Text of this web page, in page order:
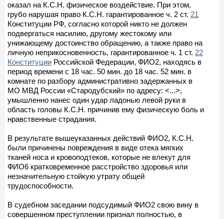
оказал на К.С.Н. физическое воздействие. При этом,
грубо нарушая право К.С.Н. гарантированное ч. 2 ст. 21
Конституции РФ, согласно которой никто не должен
подвергаться насилию, другому жестокому или
унижающему достоинство обращению, а также право на
личную неприкосновенность, гарантированное ч. 1 ст. 22
Конституции Российской Федерации, ФИО2, находясь в
период времени с 18 час. 50 мин. до 18 час. 52 мин. в
комнате по разбору административно задержанных в
МО МВД России «Стародубский» по адресу: <...>,
умышленно нанес один удар ладонью левой руки в
область головы К.С.Н. причинив ему физическую боль и
нравственные страдания.
В результате вышеуказанных действий ФИО2, К.С.Н.
были причинены повреждения в виде отека мягких
тканей носа и кровоподтеков, которые не влекут для
ФИО6 кратковременное расстройство здоровья или
незначительную стойкую утрату общей
трудоспособности.
В судебном заседании подсудимый ФИО2 свою вину в
совершенном преступлении признал полностью, в